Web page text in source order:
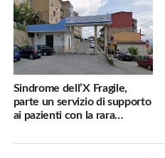
Sindrome dell’X Fragile,
parte un servizio di supporto
ai pazienti con la rara